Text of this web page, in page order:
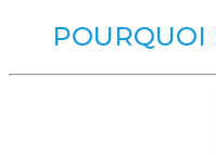
POURQUOI